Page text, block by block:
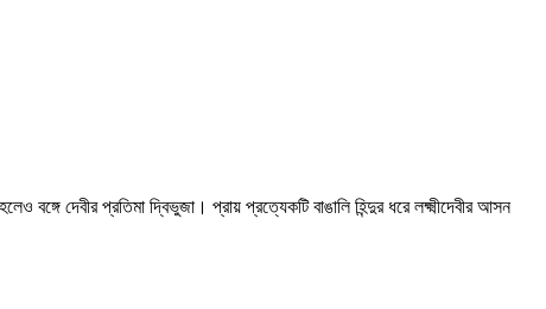
বঙ্গে দেবীর প্রতিমা দ্বিভুজা। প্রায় প্রত্যেকটি বাঙালি হিন্দুর ধরে লক্ষ্মীদেবীর আসন